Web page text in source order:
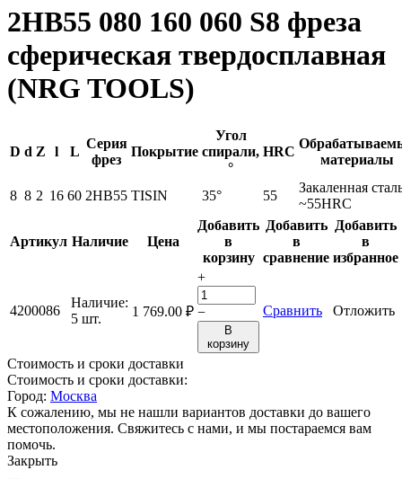
2HB55 080 160 060 S8 фреза
сферическая твердосплавная
(NRG TOOLS)
D d Z l L
Серия
фрез
Покрытие
Угол
спирали,
°
HRC
материалы
8 8 2 16 60 2HB55 TISIN 35° 55
Закаленная
~55HRC
Артикул Наличие Цена
Добавить
в
корзину
Добавить
в
сравнение
Добавить
в
избранное
4200086
Наличие:
5 шт.
1 769.00 ₽
+
−
В
корзину
Сравнить Отложить
Стоимость и сроки доставки
Стоимость и сроки доставки:
Город: Москва
К сожалению, мы не нашли вариантов доставки до вашего
местоположения. Свяжитесь с нами, и мы постараемся вам
помочь.
Закрыть